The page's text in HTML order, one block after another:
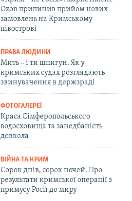
Ozon припинив прийом нових
замовлень на Кримському
півострові
ПРАВА ЛЮДИНИ
Мить – і ти шпигун. Як у
кримських судах розглядають
звинувачення в держзраді
ФОТОГАЛЕРЕЇ
Краса Сімферопольського
водосховища та занедбаність
довкола
ВІЙНА ТА КРИМ
Сорок днів, сорок ночей. Про
результати кримської операції з
примусу Росії до миру